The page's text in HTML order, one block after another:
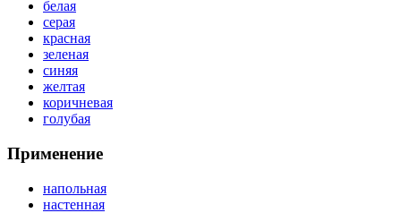
белая
серая
красная
зеленая
синяя
желтая
коричневая
голубая
Применение
напольная
настенная